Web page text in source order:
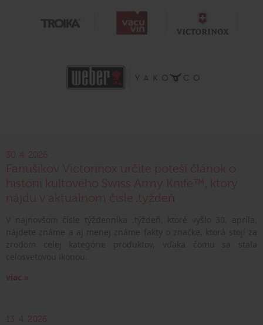
30. 4. 2026
Fanúšikov Victorinox určite poteší článok o
histórii kultového Swiss Army Knife™, ktorý
nájdu v aktuálnom čísle .týždeň
viac »
13. 4. 2026